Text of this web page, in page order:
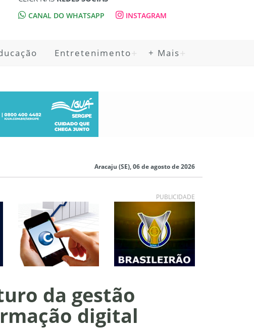
CANAL DO WHATSAPP INSTAGRAM
Entretenimento + Mais
Aracaju (SE), 06 de agosto de 2026
PUBLICIDADE
da gestão
digital